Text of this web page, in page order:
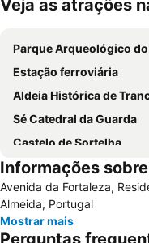
Ampliar mapa
Veja as atrações
Parque Arqueológico do Vale
Estação ferroviária
Aldeia Histórica de
Sé Catedral da Guarda
Castelo de Sortelha
Concentración de Motos
Casa de los Enríquez de
Palacio del Conde de Alba de
Informações
Avenida da Fortaleza,
Almeida, Portugal
Mostrar mais
Perguntas